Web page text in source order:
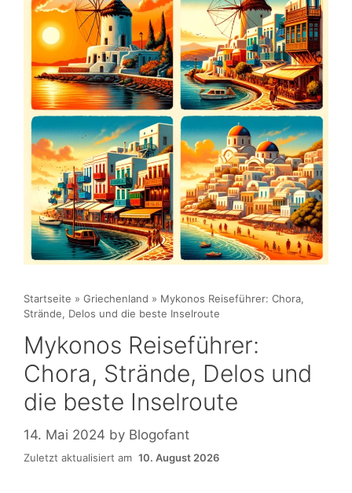
Startseite » Griechenland » Mykonos Reiseführer: Chora,
Strände, Delos und die beste Inselroute
Mykonos Reiseführer:
Chora, Strände, Delos und
die beste Inselroute
14. Mai 2024 by Blogofant
Zuletzt aktualisiert am 10. August 2026